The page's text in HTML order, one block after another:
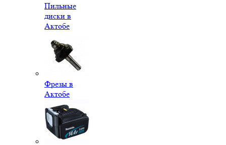
Пильные
диски в
Актобе
Фрезы в
Актобе